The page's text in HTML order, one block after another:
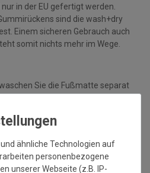
in der EU gefertigt werden.
sind die wash+dry
Einem sicheren Gebrauch auch
somit nichts mehr im Wege.
Sie die Fußmatte separat
Trocknen aus. Dadurch richten
Knicke werden wieder glatt.
Fußmatte regelmäßig und Sie
ähnliche Technologien auf
personenbezogene
unserer Webseite (z.B. IP-